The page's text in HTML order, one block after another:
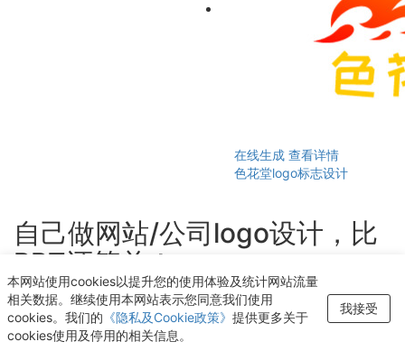
在线生成 查看详情
色花堂logo标志设计
自己做网站/公司logo设计，比
PPT还简单！
轻点几下即可获得个性化logo设计
开始生成LOGO
本网站使用cookies以提升您的使用体验及统计网站流量
相关数据。继续使用本网站表示您同意我们使用
cookies。我们的 《隐私及Cookie政策》 提供更多关于
cookies使用及停用的相关信息。
我接受